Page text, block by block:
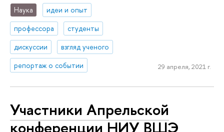
Наука
идеи и опыт
профессора
студенты
дискуссии
взгляд ученого
репортаж о событии
29 апреля, 2021 г.
Участники Апрельской
конференции НИУ ВШЭ